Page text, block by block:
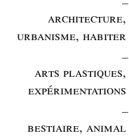
architecture,
urbanisme, habiter
arts plastiques,
expérimentations
bestiaire, animal